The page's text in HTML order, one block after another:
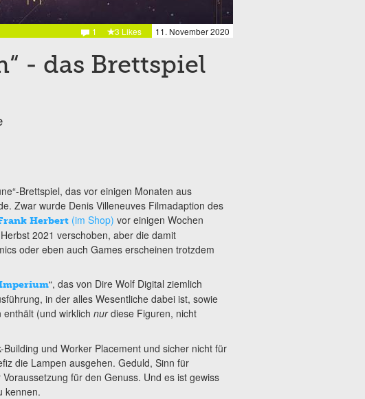
11. November 2020
3 Likes
1
- das Brettspiel
Brettspiel, das vor einigen Monaten aus
Zwar wurde Denis Villeneuves Filmadaption des
Herbert(im Shop) vor einigen Wochen
2021 verschoben, aber die damit
oder eben auch Games erscheinen trotzdem
“, das von Dire Wolf Digital ziemlich
in der alles Wesentliche dabei ist, sowie
(und wirklich nurdiese Figuren, nicht
und Worker Placement und sicher nicht für
die Lampen ausgehen. Geduld, Sinn für
für den Genuss. Und es ist gewiss
kennen.